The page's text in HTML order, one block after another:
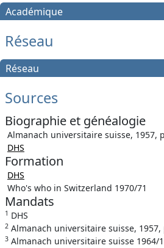
Académique
Réseau
Réseau
Sources
Biographie et généalogie
Almanach universitaire suisse, 1957,
DHS
Formation
DHS
Who's who in Switzerland 1970/71
Mandats
1 DHS
2 Almanach universitaire suisse, 1957,
3 Almanach universitaire suisse 1964/